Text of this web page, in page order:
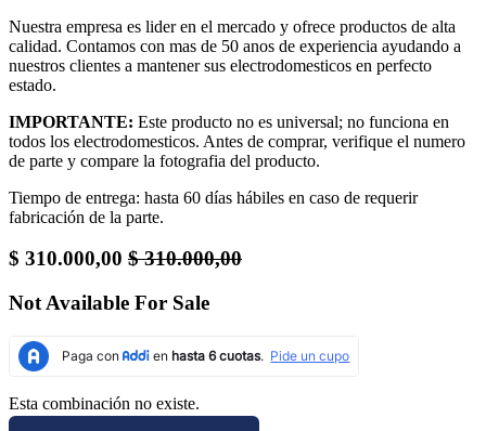
Nuestra empresa es lider en el mercado y ofrece productos de alta
calidad. Contamos con mas de 50 anos de experiencia ayudando a
nuestros clientes a mantener sus electrodomesticos en perfecto
estado.
IMPORTANTE: Este producto no es universal; no funciona en
todos los electrodomesticos. Antes de comprar, verifique el numero
de parte y compare la fotografia del producto.
Tiempo de entrega: hasta 60 días hábiles en caso de requerir
fabricación de la parte.
$ 310.000,00 $310.000,00
Not Available For Sale
Esta combinación no existe.